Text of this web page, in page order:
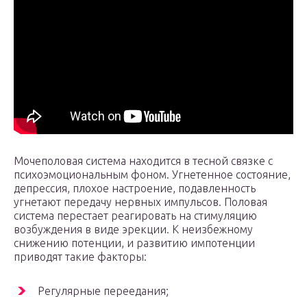
Мочеполовая система находится в тесной связке с
психоэмоциональным фоном. Угнетенное состояние,
депрессия, плохое настроение, подавленность
угнетают передачу нервных импульсов. Половая
система перестает реагировать на стимуляцию
возбуждения в виде эрекции. К неизбежному
снижению потенции, и развитию импотенции
приводят такие факторы:
Регулярные переедания;